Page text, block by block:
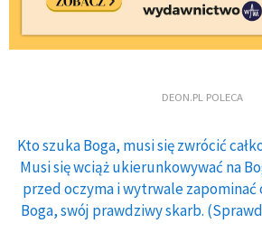
DEON.PL POLECA
Kto szuka Boga, musi się zwrócić
Musi się wciąż ukierunkowywać na
przed oczyma i wytrwale zapominać
Boga, swój prawdziwy skarb.